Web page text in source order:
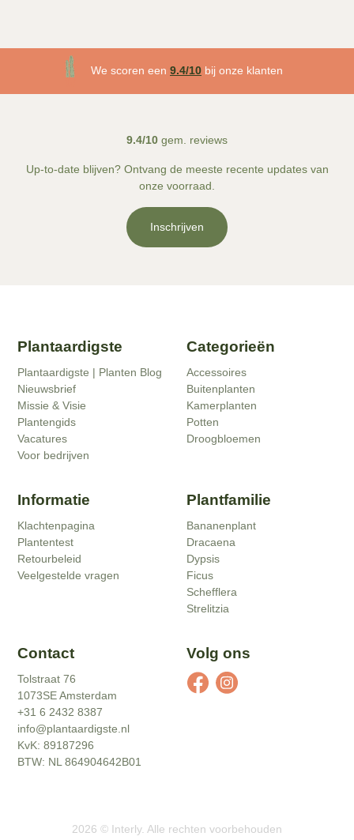
We scoren een 9.4/10 bij onze klanten
9.4/10 gem. reviews
Up-to-date blijven? Ontvang de meeste recente updates van
onze voorraad.
Inschrijven
Plantaardigste
Plantaardigste | Planten Blog
Nieuwsbrief
Missie & Visie
Plantengids
Vacatures
Voor bedrijven
Categorieën
Accessoires
Buitenplanten
Kamerplanten
Potten
Droogbloemen
Informatie
Klachtenpagina
Plantentest
Retourbeleid
Veelgestelde vragen
Plantfamilie
Bananenplant
Dracaena
Dypsis
Ficus
Schefflera
Strelitzia
Contact
Tolstraat 76
1073SE Amsterdam
+31 6 2432 8387
info@plantaardigste.nl
KvK: 89187296
BTW: NL 864904642B01
Volg ons
2026 © Interly. Alle rechten voorbehouden